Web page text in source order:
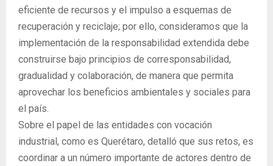
eficiente de recursos y el impulso a esquemas de
recuperación y reciclaje; por ello, consideramos que la
implementación de la responsabilidad extendida debe
construirse bajo principios de corresponsabilidad,
gradualidad y colaboración, de manera que permita
aprovechar los beneficios ambientales y sociales para
el país.
Sobre el papel de las entidades con vocación
industrial, como es Querétaro, detalló que sus retos, es
coordinar a un número importante de actores dentro de